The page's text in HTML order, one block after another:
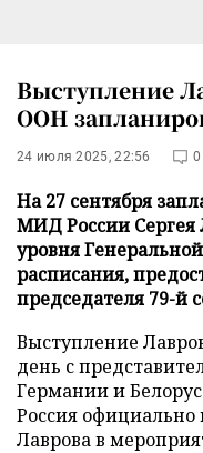
Выступление
ООН
24 июля 2025, 22:56 0
На 27 сентября
МИД России Сергея
уровня
расписания,
председателя 79-й
Выступление
день с
Германии и
Россия официально
Лаврова в